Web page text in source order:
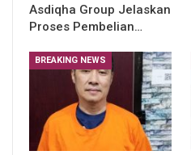
Asdiqha Group Jelaskan
Proses Pembelian…
BREAKING NEWS